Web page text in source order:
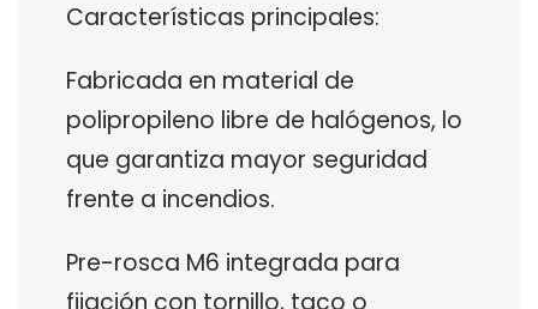
Características principales:
Fabricada en material de
polipropileno libre de halógenos, lo
que garantiza mayor seguridad
frente a incendios.
Pre-rosca M6 integrada para
fijación con tornillo, taco o